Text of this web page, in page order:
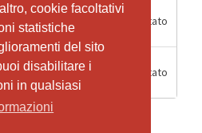
cookie facoltativi
statistiche
del sito
disabilitare i
in qualsiasi
cookie facoltativi
statistiche
del sito
disabilitare i
in qualsiasi
| 1
12 Mesi Illimitato
| 6
6 Mesi Illimitato